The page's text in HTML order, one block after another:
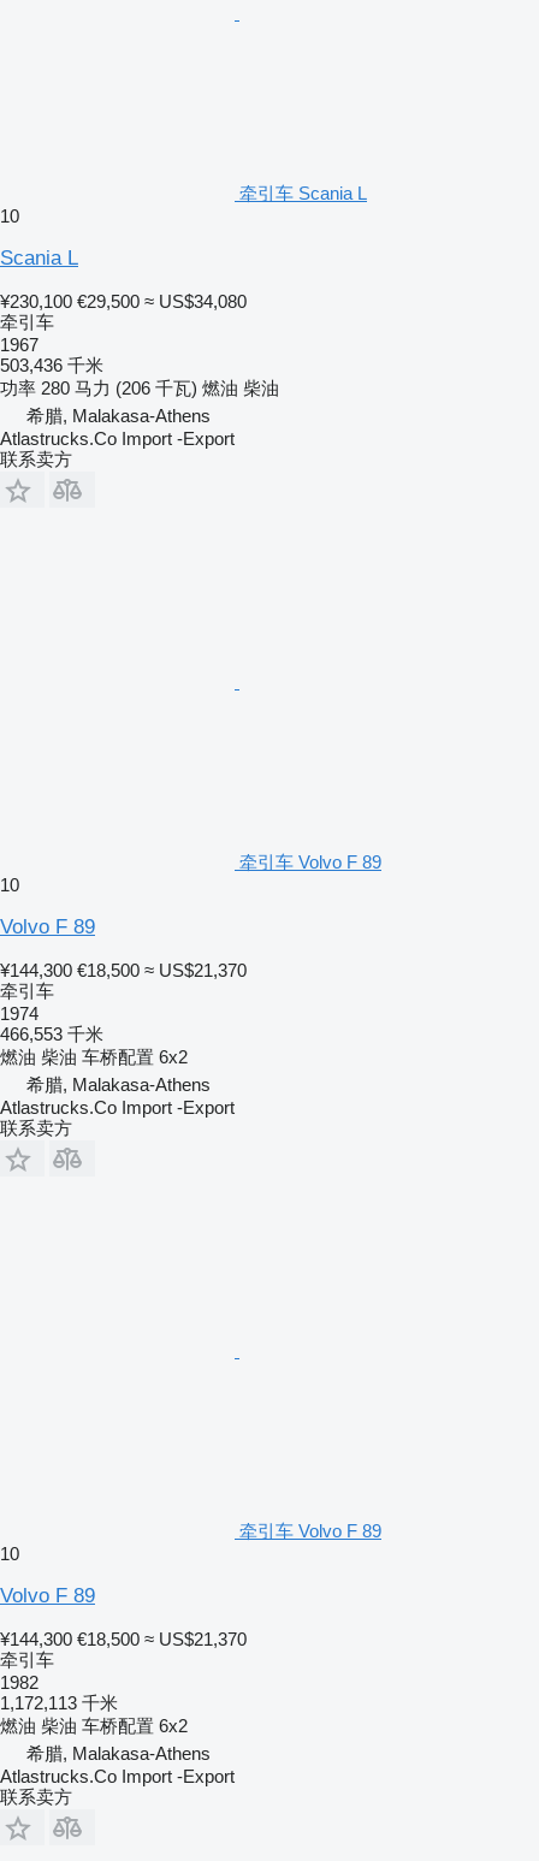
牵引车 Scania L
10
Scania L
¥230,100 €29,500 ≈ US$34,080
牵引车
1967
503,436 千米
功率 280 马力 (206 千瓦) 燃油 柴油
希腊, Malakasa-Athens
Atlastrucks.Co Import -Export
联系卖方
牵引车 Volvo F 89
10
Volvo F 89
¥144,300 €18,500 ≈ US$21,370
牵引车
1974
466,553 千米
燃油 柴油 车桥配置 6x2
希腊, Malakasa-Athens
Atlastrucks.Co Import -Export
联系卖方
牵引车 Volvo F 89
10
Volvo F 89
¥144,300 €18,500 ≈ US$21,370
牵引车
1982
1,172,113 千米
燃油 柴油 车桥配置 6x2
希腊, Malakasa-Athens
Atlastrucks.Co Import -Export
联系卖方